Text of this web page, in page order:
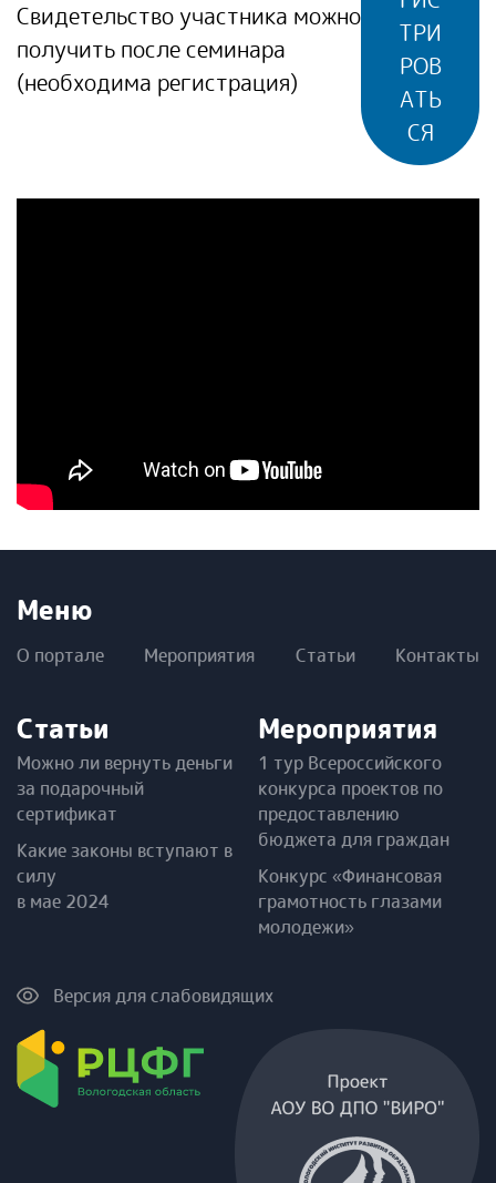
Свидетельство участника можно
получить после семинара
(необходима регистрация)
ТРИ
РОВ
АТЬ
СЯ
Меню
О портале Мероприятия Статьи Контакты
Статьи
Можно ли вернуть деньги
за подарочный
сертификат
Какие законы вступают в
силу
в мае 2024
Мероприятия
1 тур Всероссийского
конкурса проектов по
предоставлению
бюджета для граждан
Конкурс «Финансовая
грамотность глазами
молодежи»
Версия для слабовидящих